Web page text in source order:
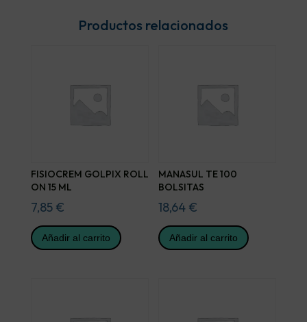
Productos relacionados
FISIOCREM GOLPIX ROLL
ON 15 ML
7,85 €
Añadir al carrito
MANASUL TE 100
BOLSITAS
18,64 €
Añadir al carrito